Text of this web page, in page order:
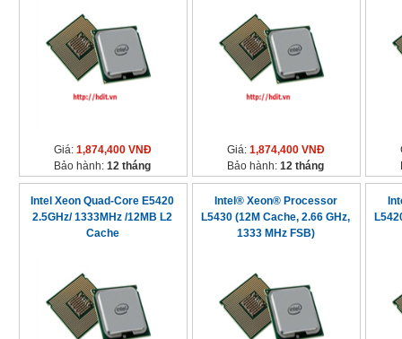
Giá: 1,874,400 VNĐ
Bảo hành:12 tháng
Giá: 1,874,400 VNĐ
Bảo hành:12 tháng
Intel Xeon Quad-Core E5420
2.5GHz/ 1333MHz /12MB L2
Cache
Intel® Xeon® Processor
L5430 (12M Cache, 2.66 GHz,
1333 MHz FSB)